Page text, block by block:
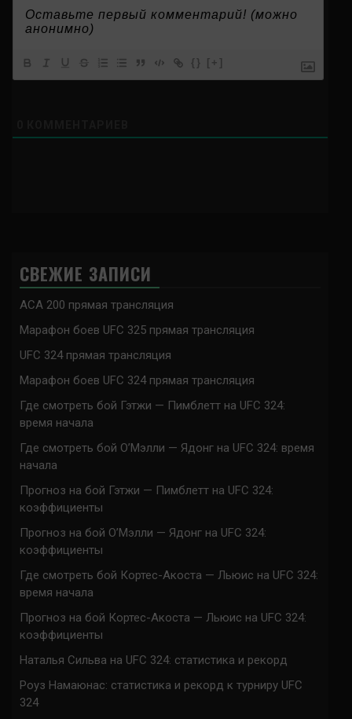
{} [+]
СВЕЖИЕ ЗАПИСИ
ACA 200 прямая трансляция
Марафон боев UFC 325 прямая трансляция
UFC 324 прямая трансляция
Марафон боев UFC 324 прямая трансляция
Где смотреть бой Гэтжи — Пимблетт на UFC 324:
время начала
Где смотреть бой О’Мэлли — Ядонг на UFC 324: время
начала
Прогноз на бой Гэтжи — Пимблетт на UFC 324:
коэффициенты
Прогноз на бой О’Мэлли — Ядонг на UFC 324:
коэффициенты
Где смотреть бой Кортес-Акоста — Льюис на UFC 324:
время начала
Прогноз на бой Кортес-Акоста — Льюис на UFC 324:
коэффициенты
Наталья Сильва на UFC 324: статистика и рекорд
Роуз Намаюнас: статистика и рекорд к турниру UFC
324